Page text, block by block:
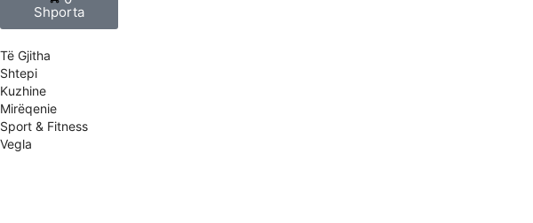
Shporta
Të Gjitha
Shtepi
Kuzhine
Mirëqenie
Sport & Fitness
Vegla